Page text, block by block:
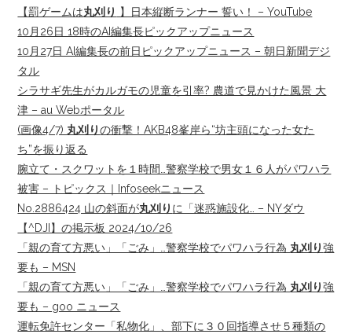
【罰ゲームは丸刈り 】日本縦断ランナー 誓い！ – YouTube
10月26日 18時のAI編集長ピックアップニュース
10月27日 AI編集長の前日ピックアップニュース – 朝日新聞デジ
タル
シラサギ先生がカルガモの児童を引率? 農道で見かけた風景 大
津 – au Webポータル
(画像4/7) 丸刈りの衝撃！AKB48峯岸ら“坊主頭になった女た
ち”を振り返る
腕立て・スクワットを１時間…警察学校で男女１６人がパワハラ
被害 – トピックス｜Infoseekニュース
No.2886424 山の斜面が丸刈り に「迷惑施設化… – NYダウ
【^DJI】の掲示板 2024/10/26
「親の育て方悪い」「ごみ」…警察学校でパワハラ行為 丸刈り強
要も – MSN
「親の育て方悪い」「ごみ」…警察学校でパワハラ行為 丸刈り強
要も – goo ニュース
運転免許センター「私物化」、部下に３０回指導させ５種類の